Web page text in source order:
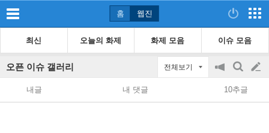
홈 웹진
최신 오늘의 화제 화제 모음 이슈 모음
오픈 이슈 갤러리 전체보기
공
지
on/off
검
색
글
쓰
내글 내 댓글 10추글